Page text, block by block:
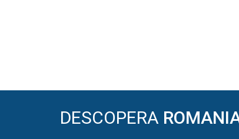
DESCOPERA